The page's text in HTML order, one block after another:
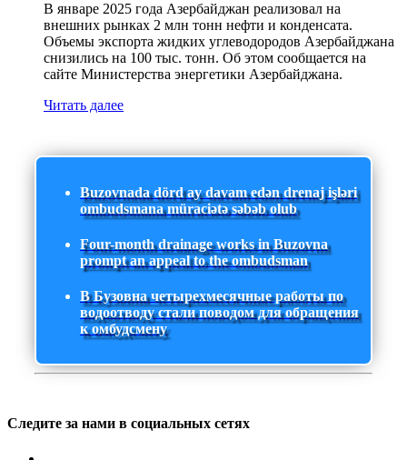
В январе 2025 года Азербайджан реализовал на
внешних рынках 2 млн тонн нефти и конденсата.
Объемы экспорта жидких углеводородов Азербайджана
снизились на 100 тыс. тонн. Об этом сообщается на
сайте Министерства энергетики Азербайджана.
Читать далее
Buzovnada dörd ay davam edən drenaj işləri
ombudsmana müraciətə səbəb olub
Four-month drainage works in Buzovna
prompt an appeal to the ombudsman
В Бузовна четырехмесячные работы по
водоотводу стали поводом для обращения
к омбудсмену
Следите за нами в социальных сетях